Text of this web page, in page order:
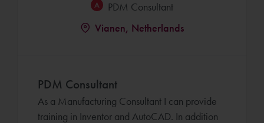
PDM Consultant
Vianen, Netherlands
PDM Consultant
As a Manufacturing Consultant I can provide
training in Inventor and AutoCAD. In addition